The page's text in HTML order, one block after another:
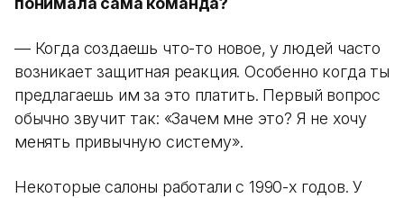
— Когда создаешь что-то новое, у людей часто
возникает защитная реакция. Особенно когда ты
предлагаешь им за это платить. Первый вопрос
обычно звучит так: «Зачем мне это? Я не хочу
менять привычную систему».
Некоторые салоны работали с 1990-х годов. У